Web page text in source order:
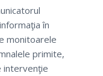
în
monitoarele
primite,
intervenţie